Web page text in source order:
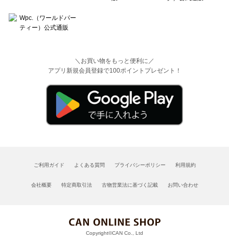
＼お買い物をもっと便利に／
アプリ新規会員登録で100ポイントプレゼント！
ご利用ガイド よくある質問 プライバシーポリシー 利用規約
会社概要 特定商取引法 古物営業法に基づく記載 お問い合わせ
Copyright©CAN Co., Ltd